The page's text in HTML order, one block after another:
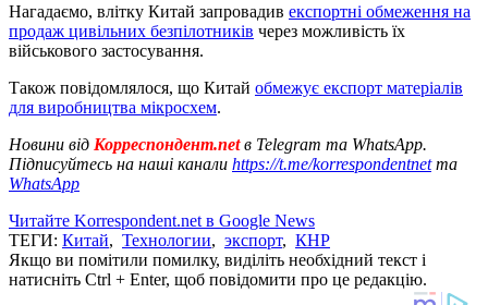
Нагадаємо, влітку Китай запровадив експортні обмеження на
продаж цивільних безпілотників через можливість їх
військового застосування.
Також повідомлялося, що Китай обмежує експорт матеріалів
для виробництва мікросхем.
Новини від Корреспондент.netв Telegram та WhatsApp.
Підписуйтесь на наші канали https://t.me/korrespondentnetта
WhatsApp
Читайте Korrespondent.net в Google News
ТЕГИ: Китай, Технологии, экспорт, КНР
Якщо ви помітили помилку, виділіть необхідний текст і
натисніть Ctrl + Enter, щоб повідомити про це редакцію.